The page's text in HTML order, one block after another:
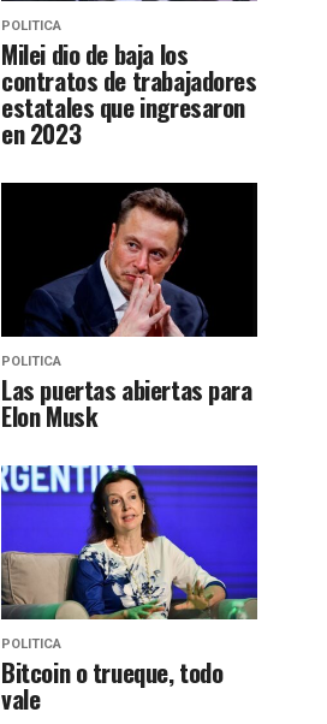
POLITICA
Milei dio de baja los
contratos de trabajadores
estatales que ingresaron
en 2023
POLITICA
Las puertas abiertas para
Elon Musk
POLITICA
Bitcoin o trueque, todo
vale